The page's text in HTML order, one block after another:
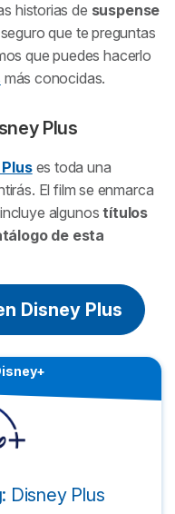
historias de suspense
que te preguntas
que puedes hacerlo
más conocidas.
Plus
es toda una
El film se enmarca
incluye algunostítulos
de esta
Disney Plus
Disney Plus